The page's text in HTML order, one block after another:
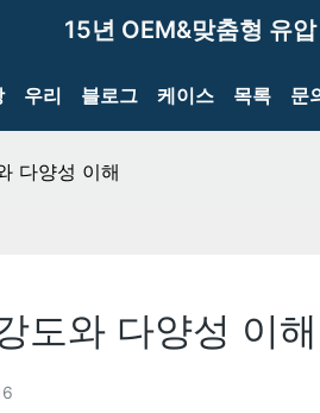
15년 OEM&맞춤형 유
우리 블로그 케이스 목록 문
다양성 이해
도와 다양성 이해